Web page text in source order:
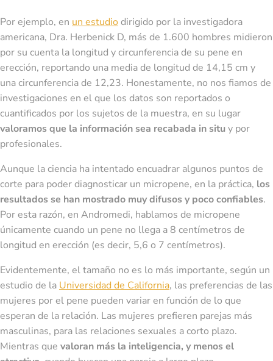
Por ejemplo, en un estudiodirigido por la investigadora
americana, Dra. Herbenick D, más de 1.600 hombres midieron
por su cuenta la longitud y circunferencia de su pene en
erección, reportando una media de longitud de 14,15 cm y
una circunferencia de 12,23. Honestamente, no nos fiamos de
investigaciones en el que los datos son reportados o
cuantificados por los sujetos de la muestra, en su lugar
valoramos que la información sea recabada in situy por
profesionales.
Aunque la ciencia ha intentado encuadrar algunos puntos de
corte para poder diagnosticar un micropene, en la práctica, los
resultados se han mostrado muy difusos y poco confiables.
Por esta razón, en Andromedi, hablamos de micropene
únicamente cuando un pene no llega a 8 centímetros de
longitud en erección (es decir, 5,6 o 7 centímetros).
Evidentemente, el tamaño no es lo más importante, según un
estudio de la Universidad de California, las preferencias de las
mujeres por el pene pueden variar en función de lo que
esperan de la relación. Las mujeres prefieren parejas más
masculinas, para las relaciones sexuales a corto plazo.
Mientras que valoran más la inteligencia, y menos el